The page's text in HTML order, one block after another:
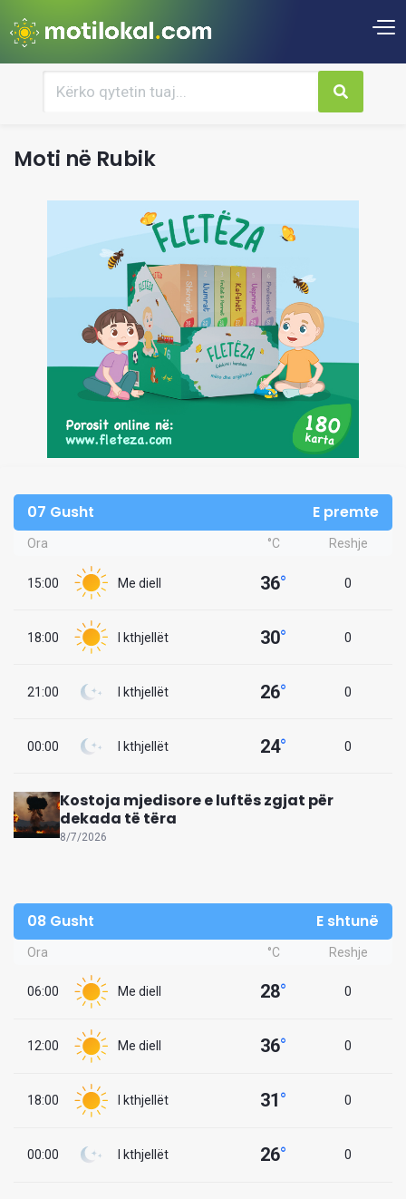
Moti në Rubik
07 Gusht E premte
Ora °C Reshje
15:00 Me diell 36° 0
18:00 I kthjellët 30° 0
21:00 I kthjellët 26° 0
00:00 I kthjellët 24° 0
Kostoja mjedisore e luftës zgjat për
dekada të tëra
8/7/2026
08 Gusht E shtunë
Ora °C Reshje
06:00 Me diell 28° 0
12:00 Me diell 36° 0
18:00 I kthjellët 31 ° 0
00:00 I kthjellët 26° 0